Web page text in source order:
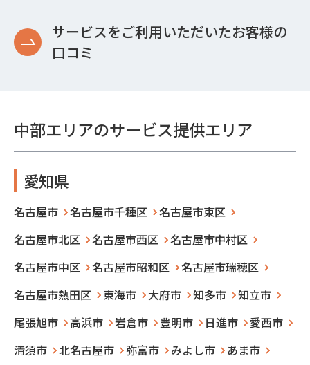
サービスをご利用いただいたお客様の
口コミ
中部エリアのサービス提供エリア
愛知県
名古屋市 名古屋市千種区
名古屋市東区
名古屋市北区
名古屋市西区
名古屋市中村区
名古屋市中区
名古屋市昭和区
名古屋市瑞穂区
名古屋市熱田区
東海市 大府市 知多市
知立市
尾張旭市
高浜市 岩倉市 豊明市 日進市
愛西市
清須市
北名古屋市 弥富市 みよし市
あま市